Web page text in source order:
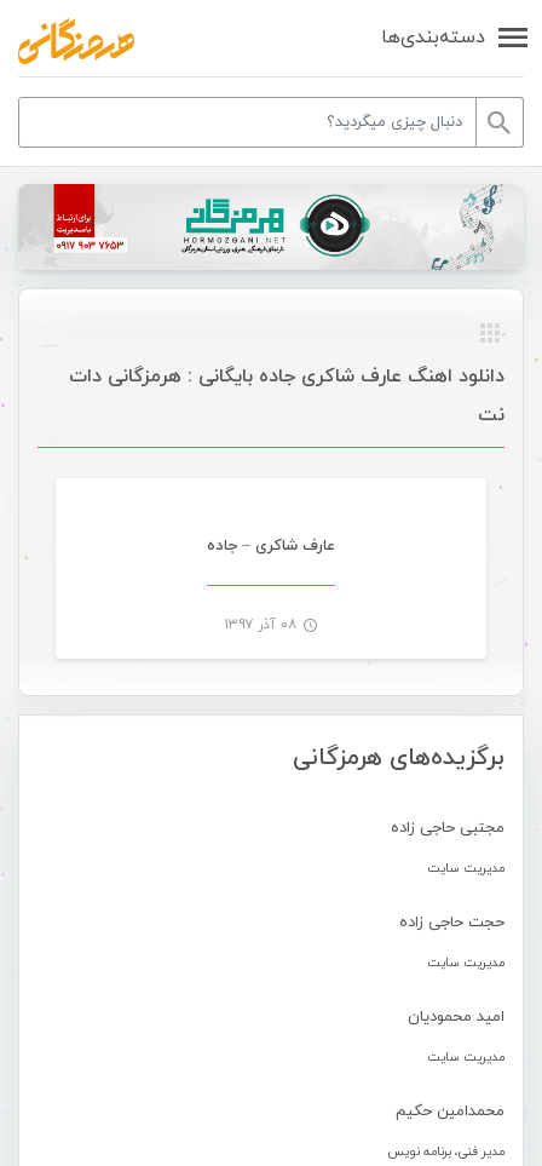
دسته‌بندی‌ها
برگزیده‌های هرمزگانی
مجتبی حاجی زاده
مدیریت سایت
حجت حاجی زاده
مدیریت سایت
امید محمودیان
مدیریت سایت
محمدامین حکیم
مدیر فنی، برنامه نویس
دانلود اهنگ عارف شاکری جاده بایگانی : هرمزگانی دات
نت
عارف شاکری – جاده
۰۸ آذر ۱۳۹۷